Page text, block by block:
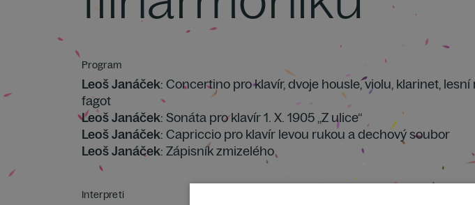
Program
Leoš Janáček: Concertino pro klavír, dvoje housle, violu, klarinet, lesní
fagot
Leoš Janáček: Sonáta pro klavír 1. X. 1905 „Z ulice“
Leoš Janáček: Capriccio pro klavír levou rukou a dechový soubor
Leoš Janáček: Zápisník zmizelého
Interpreti